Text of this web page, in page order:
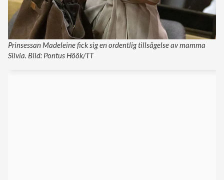
Prinsessan Madeleine fick sig en ordentlig tillsägelse av mamma
Silvia. Bild: Pontus Höök/TT